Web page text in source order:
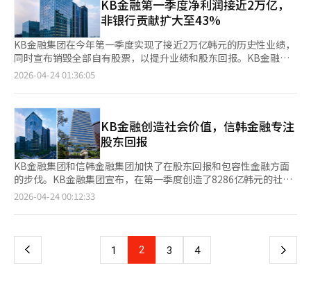
议。但需要考虑的是，通过要求企业扩大分红和提升股东价值而创
造的成果最终集中于管理公司大股东个人。”
万韩元也需申报。金融收入如利息、股息等超过2000万韩元需申
报。私人养老金收入超过1500万韩元时，可能需要选择综合或分
离课税。相反，仅有工资收入且公司已完成年终结算者，无需申报
综合所得税。前一课税期收入低于7500万韩元且无其他收入的保
险代理人、上门销售员、合同配送员等，若公司已进行年终结算，
也无需申报。申报可通过国税厅网站或手机应用完成。5月申报期
的“全填”服务简化了申报流程，纳税人可通过电话简便申报。若
有应缴税款，可通过国税厅网站或手机应用使用账户转账、信用
卡、快捷支付等方式缴纳。未在期限内申报或缴纳将面临罚款。即
使未收到申报通知，若有应申报收入，仍需在期限内完成申报。
KB金融第一季度净利润接近2万亿，
非银行贡献扩大至43%
KB金融集团在今年第一季度实现了接近2万亿韩元的历史性业绩，
同时宣布销毁全部自有股票，以提升业绩和股东回报。KB金融在
23日公告中表示，2026年第一季度净利润为1.8924万亿韩元，同
绩。非银行部门的贡献增加到43%，显示出子公司的均衡增长。截
至3月底，集团的不良贷款率为0.73%，保持在稳定水平。普通股
资本比率和BIS资本充足率分别为13.63%和15.75%，保持行业领
先。KB国民银行第一季度净利润为1.101万亿韩元，同比增长
7.3%。这是由于去年一次性大规模拨备的基数效应消失，利息收
入稳定管理，资产管理手续费收入增加。净利息收益率为1.77%，
上升2个基点。KB证券净利润为3478亿韩元，同比增长93.3%。资
本市场活跃带动股票交易额增加，推动了经纪业务和财富管理相关
收入的增长。KB保险净利润为2007亿韩元，KB国民卡为1075亿
3.8%的1426万股自有股票，这是因最近公司法修订而进行的最大
规模单次销毁。尽管有1年6个月的义务销毁宽限期，但为了最大化
2026-04-24 01:36:05
KB金融创造社会价值，信韩金融专注
股东回报
KB金融集团和信韩金融集团加快了在股东回报和包容性金融方面
的步伐。KB金融集团宣布，在第一季度创造了8286亿韩元的社会
价值。其中，青年、中小企业和地方发展领域贡献了3481亿韩
职能支持国民生活稳定和企业可持续发展，并通过社会贡献活动扩
创造2.414万亿韩元社会价值的基础上，进一步提升回报体系。KB
金融的相关人士表示：“我们将基于社会价值测量结果，检查社会
2026-04-24 00:12:33
上
页
1 2 3 4 下